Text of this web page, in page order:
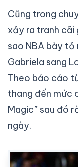
Cũng trong
xảy ra tranh cãi
sao NBA bày tỏ
Gabriela sang
Theo báo cáo
thang đến mức
Magic” sau đó
ngày.